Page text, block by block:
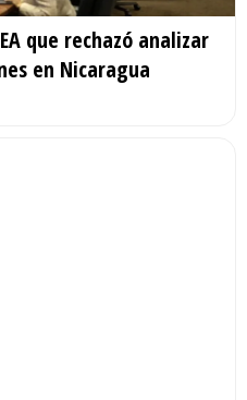
que rechazó analizar
en Nicaragua